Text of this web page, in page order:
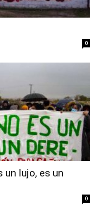
0
un lujo, es un
0